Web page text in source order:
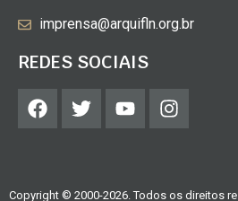
imprensa@arquifln.org.br
REDES SOCIAIS
Copyright © 2000-2026. Todos os direitos